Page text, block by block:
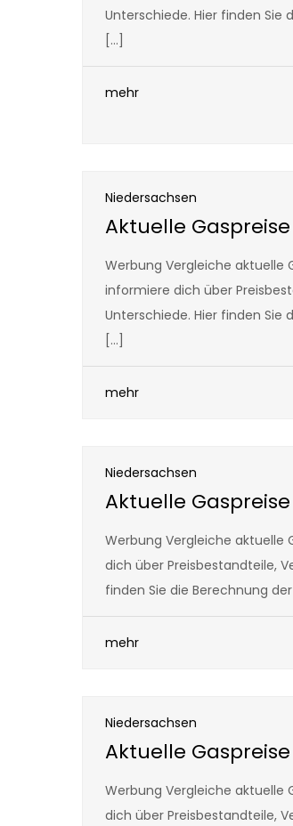
Unterschiede. Hier finden Sie
[…]
mehr
Niedersachsen
Aktuelle
Werbung Vergleiche aktuelle
informiere dich über
Unterschiede. Hier finden Sie
[…]
mehr
Niedersachsen
Aktuelle
Werbung Vergleiche aktuelle
dich über Preisbestandteile,
finden Sie die Berechnung
mehr
Niedersachsen
Aktuelle
Werbung Vergleiche aktuelle
dich über Preisbestandteile,